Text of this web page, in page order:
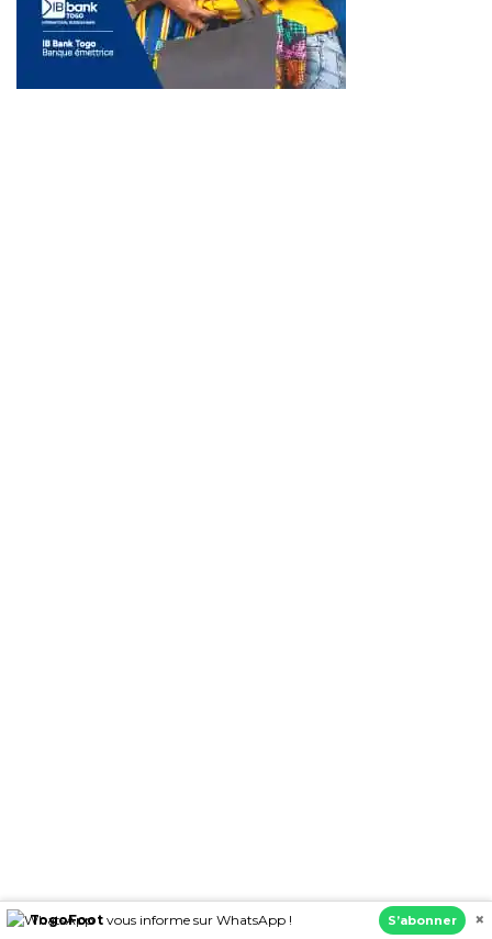
TogoFoot vous informe sur WhatsApp ! S’abonner ×